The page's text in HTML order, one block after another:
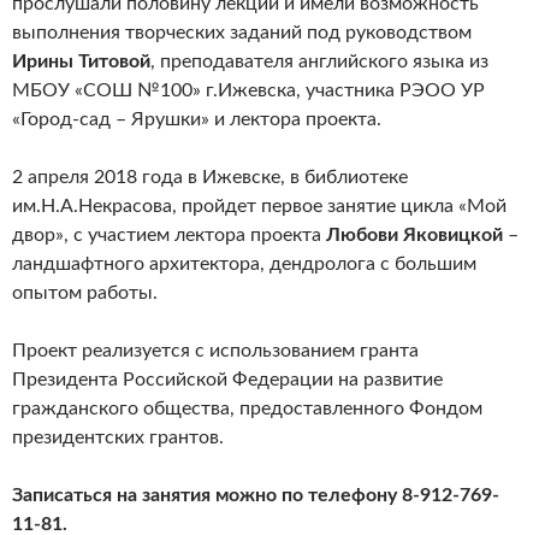
выполнения творческих заданий под руководством
Ирины Титовой, преподавателя английского языка из
МБОУ «СОШ №100» г.Ижевска, участника РЭОО УР
«Город-сад – Ярушки» и лектора проекта.
2 апреля 2018 года в Ижевске, в библиотеке
им.Н.А.Некрасова, пройдет первое занятие цикла «Мой
двор», с участием лектора проекта Любови Яковицкой –
ландшафтного архитектора, дендролога с большим
опытом работы.
Проект реализуется с использованием гранта
Президента Российской Федерации на развитие
гражданского общества, предоставленного Фондом
президентских грантов.
Записаться на занятия можно по телефону 8-912-769-
11-81.